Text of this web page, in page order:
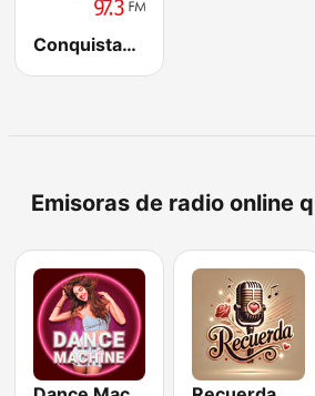
Conquistador 97.3 FM
Emisoras de radio online